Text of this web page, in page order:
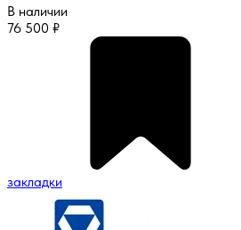
В наличии
76 500 ₽
закладки